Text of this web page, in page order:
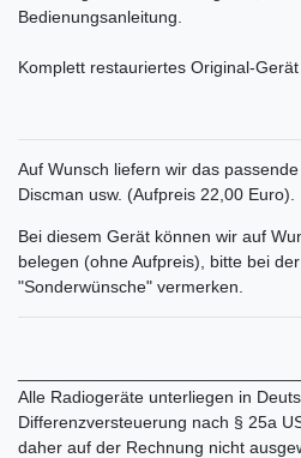
Bedienungsanleitung.
Komplett restauriertes Original-Gerät
Auf Wunsch liefern wir das
Discman usw. (Aufpreis 22,00 Euro).
Bei diesem Gerät können wir auf
belegen (ohne Aufpreis), bitte bei
"Sonderwünsche" vermerken.
Alle Radiogeräte unterliegen in
Differenzversteuerung nach § 25a
daher auf der Rechnung nicht